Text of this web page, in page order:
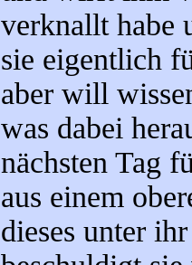
verknallt habe
sie eigentlich
aber will
was dabei
nächsten Tag
aus einem
dieses unter